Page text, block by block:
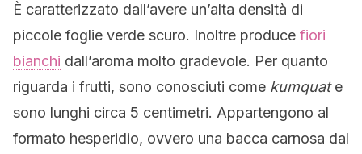
È caratterizzato dall’avere un’alta densità di
piccole foglie verde scuro. Inoltre produce fiori
bianchi dall’aroma molto gradevole. Per quanto
riguarda i frutti, sono conosciuti come kumquate
sono lunghi circa 5 centimetri. Appartengono al
formato hesperidio, ovvero una bacca carnosa dal